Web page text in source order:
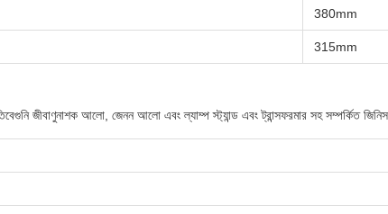
380mm
315mm
জীবাণুনাশক আলো, জেনন আলো এবং ল্যাম্প স্ট্যান্ড এবং ট্রান্সফরমার সহ সম্পর্কিত